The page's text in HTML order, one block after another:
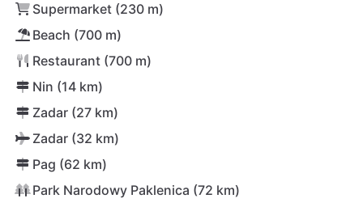
Supermarket (230 m)
Beach (700 m)
Restaurant (700 m)
Nin (14 km)
Zadar (27 km)
Zadar (32 km)
Pag (62 km)
Park Narodowy Paklenica (72 km)